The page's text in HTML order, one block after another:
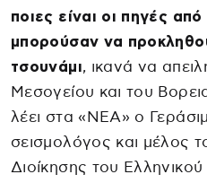
ποιες είναι οι πηγές
μπορούσαν να
τσουνάμι, ικανά να
Μεσογείου και του
λέει στα «ΝΕΑ» ο
σεισμολόγος και μέλος
Διοίκησης του